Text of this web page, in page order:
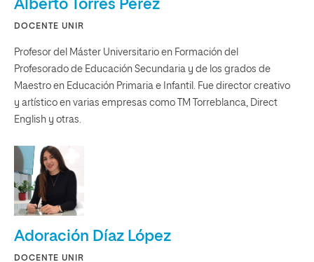
Alberto Torres Pérez
DOCENTE UNIR
Profesor del Máster Universitario en Formación del
Profesorado de Educación Secundaria y de los grados de
Maestro en Educación Primaria e Infantil. Fue director creativo
y artístico en varias empresas como TM Torreblanca, Direct
English y otras.
Adoración Díaz López
DOCENTE UNIR